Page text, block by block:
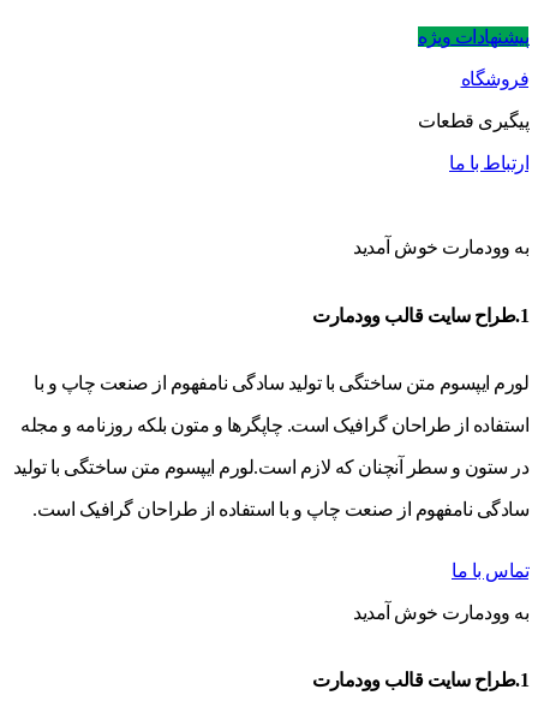
پیشنهادات ویژه
فروشگاه
پیگیری قطعات
ارتباط با ما
به وودمارت خوش آمدید
1.طراح سایت قالب وودمارت
لورم ایپسوم متن ساختگی با تولید سادگی نامفهوم از صنعت چاپ و با
استفاده از طراحان گرافیک است. چاپگرها و متون بلکه روزنامه و مجله
در ستون و سطر آنچنان که لازم است.لورم ایپسوم متن ساختگی با تولید
سادگی نامفهوم از صنعت چاپ و با استفاده از طراحان گرافیک است.
تماس با ما
به وودمارت خوش آمدید
1.طراح سایت قالب وودمارت